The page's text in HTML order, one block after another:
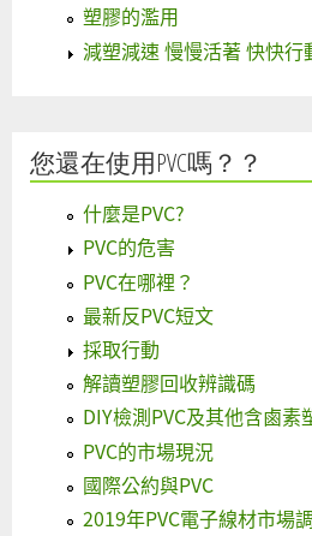
塑膠的濫用
減塑減速 慢慢活著 快快行
您還在使用PVC嗎？？
什麼是PVC?
PVC的危害
PVC在哪裡？
最新反PVC短文
採取行動
解讀塑膠回收辨識碼
DIY檢測PVC及其他含鹵素
PVC的市場現況
國際公約與PVC
2019年PVC電子線材市場